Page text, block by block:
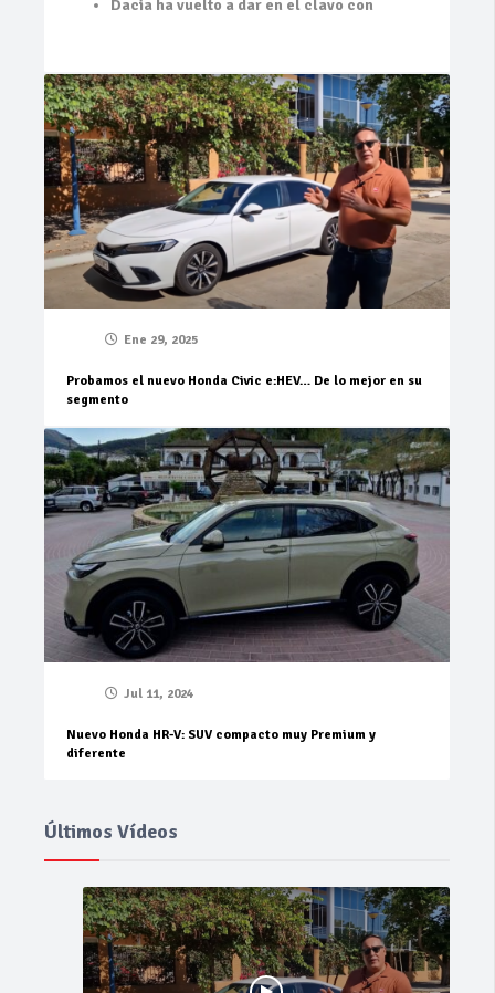
Dacia ha vuelto a dar en el clavo con
Ene 29, 2025
Probamos el nuevo Honda Civic e:HEV… De lo mejor en su
segmento
Jul 11, 2024
Nuevo Honda HR-V: SUV compacto muy Premium y
diferente
Últimos Vídeos